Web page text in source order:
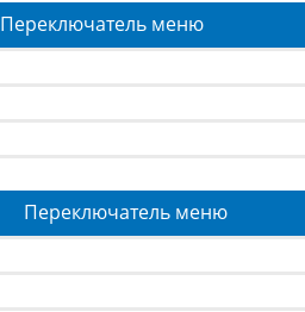
Переключатель меню
Переключатель меню